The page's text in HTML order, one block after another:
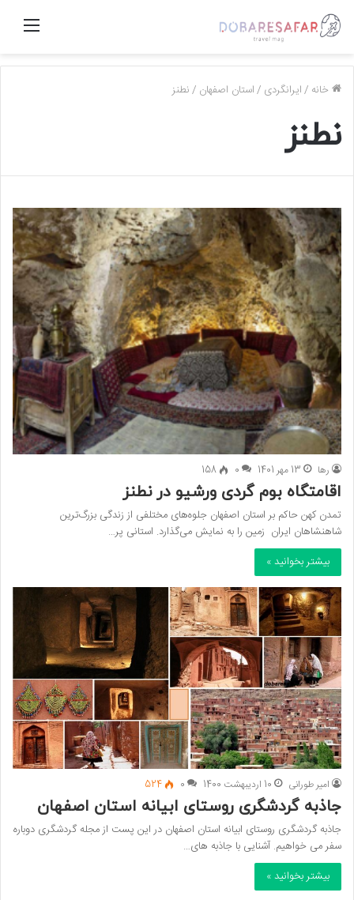
منو
خانه /ایرانگردی /استان اصفهان /نطنز
نطنز
رها 13 مهر 1401 0
158
اقامتگاه بوم‌ گردی ورشیو در نطنز
تمدن کهن حاکم بر استان اصفهان جلوه‌های مختلفی از زندگی بزرگ‌ترین
شاهنشاهان ایران زمین را به نمایش می‌گذارد. استانی پر…
بیشتر بخوانید »
امیر طورانی 10 اردیبهشت 1400 0
524
جاذبه گردشگری روستای ابیانه استان اصفهان
جاذبه گردشگری روستای ابیانه استان اصفهان در این پست از مجله گردشگری دوباره
سفر می خواهیم. آشنایی با جاذبه های…
بیشتر بخوانید »